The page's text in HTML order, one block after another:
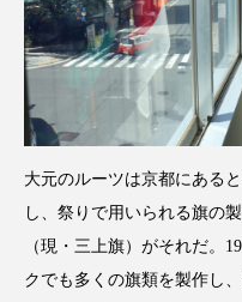
大元のルーツは京都にある
し、祭りで用いられる旗の
（現・三上旗）がそれだ。
クでも多くの旗類を製作し